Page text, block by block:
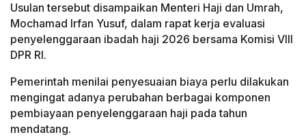
Usulan tersebut disampaikan Menteri Haji dan Umrah,
Mochamad Irfan Yusuf, dalam rapat kerja evaluasi
penyelenggaraan ibadah haji 2026 bersama Komisi VIII
DPR RI.
Pemerintah menilai penyesuaian biaya perlu dilakukan
mengingat adanya perubahan berbagai komponen
pembiayaan penyelenggaraan haji pada tahun
mendatang.